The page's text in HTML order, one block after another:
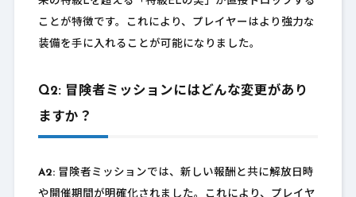
ことが特徴です。これにより、プレイヤーはより強力な
装備を手に入れることが可能になりました。
Q2: 冒険者ミッションにはどんな変更があり
ますか？
A2:冒険者ミッションでは、新しい報酬と共に解放日時
や開催期間が明確化されました。これにより、プレイヤ